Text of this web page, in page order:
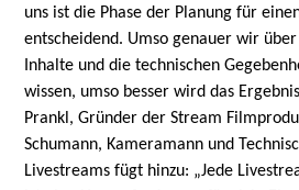
uns ist die Phase der Planung für
entscheidend. Umso genauer wir
Inhalte und die technischen
wissen, umso besser wird das
Prankl, Gründer der Stream
Schumann, Kameramann und
Livestreams fügt hinzu: „Jede